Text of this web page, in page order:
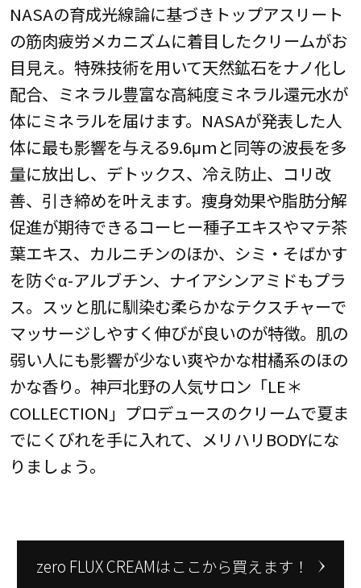
NASAの育成光線論に基づきトップアスリート
の筋肉疲労メカニズムに着目したクリームがお
目見え。特殊技術を用いて天然鉱石をナノ化し
配合、ミネラル豊富な高純度ミネラル還元水が
体にミネラルを届けます。NASAが発表した人
体に最も影響を与える9.6μmと同等の波長を多
量に放出し、デトックス、冷え防止、コリ改
善、引き締めを叶えます。痩身効果や脂肪分解
促進が期待できるコーヒー種子エキスやマテ茶
葉エキス、カルニチンのほか、シミ・そばかす
を防ぐα-アルブチン、ナイアシンアミドもプラ
ス。スッと肌に馴染む柔らかなテクスチャーで
マッサージしやすく伸びが良いのが特徴。肌の
弱い人にも影響が少ない爽やかな柑橘系のほの
かな香り。神戸北野の人気サロン「LE＊
COLLECTION」プロデュースのクリームで夏ま
でにくびれを手に入れて、メリハリBODYにな
りましょう。
zero FLUX CREAMはここから買えます！